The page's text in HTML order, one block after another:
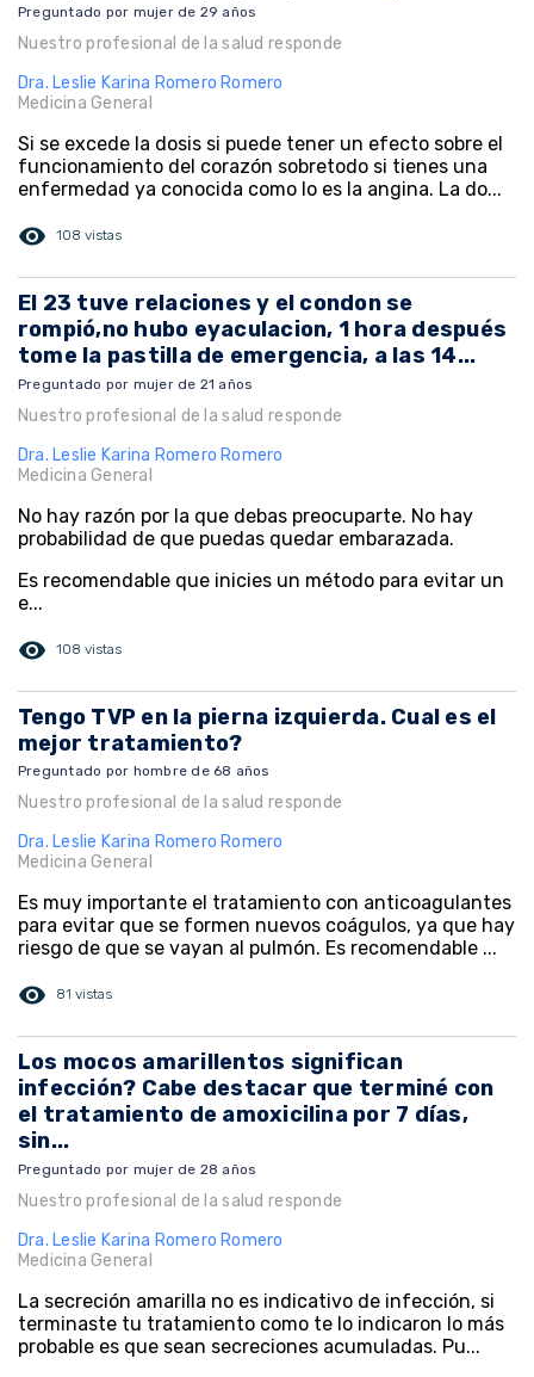
Preguntado por mujer de 29 años
Nuestro profesional de la salud responde
Dra. Leslie Karina Romero Romero
Medicina General
Si se excede la dosis si puede tener un efecto sobre el
funcionamiento del corazón sobretodo si tienes una
enfermedad ya conocida como lo es la angina. La do...
visibility 108 vistas
El 23 tuve relaciones y el condon se
rompió,no hubo eyaculacion, 1 hora después
tome la pastilla de emergencia, a las 14...
Preguntado por mujer de 21 años
Nuestro profesional de la salud responde
Dra. Leslie Karina Romero Romero
Medicina General
No hay razón por la que debas preocuparte. No hay
probabilidad de que puedas quedar embarazada.
Es recomendable que inicies un método para evitar un
e...
visibility 108 vistas
Tengo TVP en la pierna izquierda. Cual es el
mejor tratamiento?
Preguntado por hombre de 68 años
Nuestro profesional de la salud responde
Dra. Leslie Karina Romero Romero
Medicina General
Es muy importante el tratamiento con anticoagulantes
para evitar que se formen nuevos coágulos, ya que hay
riesgo de que se vayan al pulmón. Es recomendable ...
visibility 81 vistas
Los mocos amarillentos significan
infección? Cabe destacar que terminé con
el tratamiento de amoxicilina por 7 días,
sin...
Preguntado por mujer de 28 años
Nuestro profesional de la salud responde
Dra. Leslie Karina Romero Romero
Medicina General
La secreción amarilla no es indicativo de infección, si
terminaste tu tratamiento como te lo indicaron lo más
probable es que sean secreciones acumuladas. Pu...